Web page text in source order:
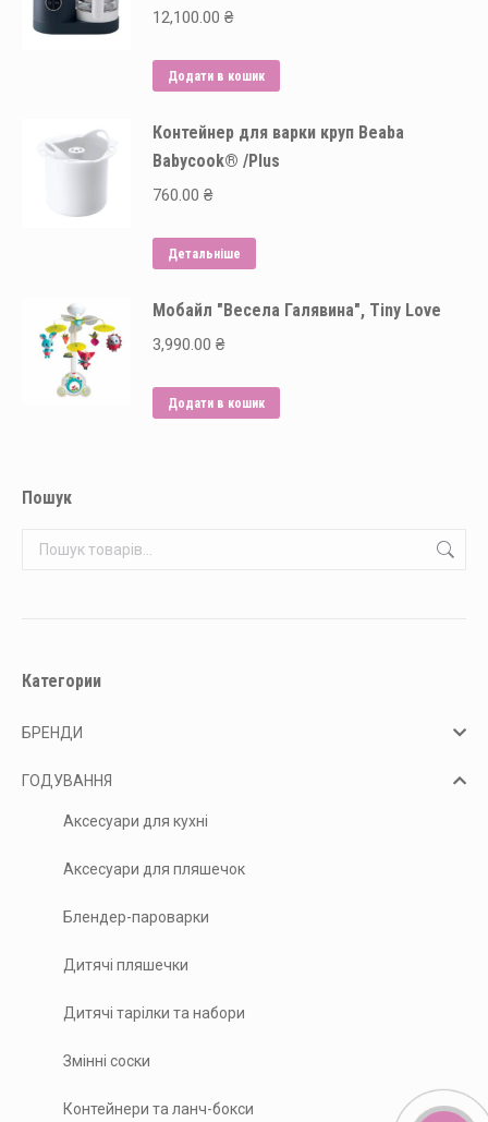
12,100.00 ₴
Додати в кошик
Контейнер для варки круп Beaba
Babycook® /Plus
760.00 ₴
Детальніше
Мобайл "Весела Галявина", Tiny Love
3,990.00 ₴
Додати в кошик
Пошук
Категории
БРЕНДИ
ГОДУВАННЯ
Аксесуари для кухні
Аксесуари для пляшечок
Блендер-пароварки
Дитячі пляшечки
Дитячі тарілки та набори
Змінні соски
Контейнери та ланч-бокси